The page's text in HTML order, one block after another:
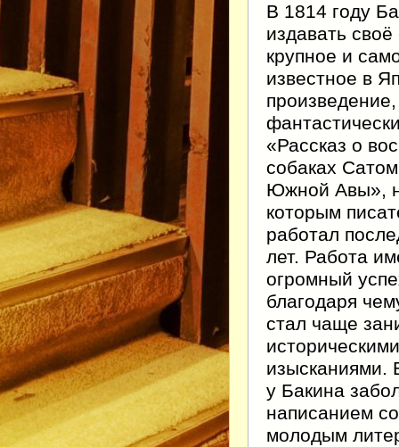
В 1814 году
издавать
крупное и
известное в
«Рассказ о
собаках
Южной Авы»,
которым
работал
лет. Работа
огромный
благодаря
стал чаще
историческими
изысканиями.
у Бакина
написанием
молодым